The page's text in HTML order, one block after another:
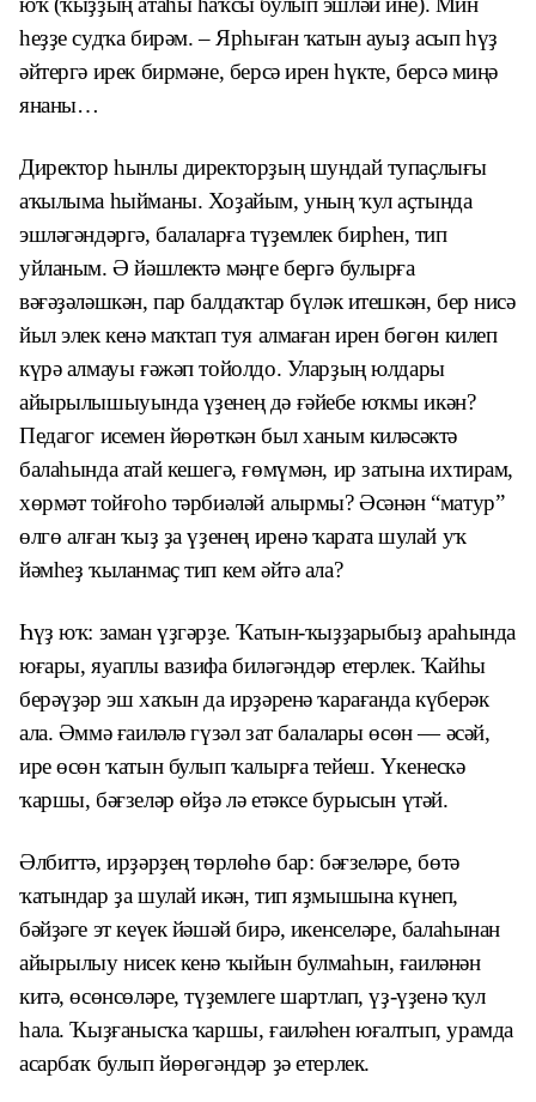
һеҙҙе судҡа бирәм. – Ярһыған ҡатын ауыҙ асып һүҙ
әйтергә ирек бирмәне, берсә ирен һүкте, берсә миңә
янаны…
Директор һынлы директорҙың шундай тупаҫлығы
аҡылыма һыйманы. Хоҙайым, уның ҡул аҫтында
эшләгәндәргә, балаларға түҙемлек бирһен, тип
уйланым. Ә йәшлектә мәңге бергә булырға
вәғәҙәләшкән, пар балдаҡтар бүләк итешкән, бер нисә
йыл элек кенә маҡтап туя алмаған ирен бөгөн килеп
күрә алмауы ғәжәп тойолдо. Уларҙың юлдары
айырылышыуында үҙенең дә ғәйебе юҡмы икән?
Педагог исемен йөрөткән был ханым киләсәктә
балаһында атай кешегә, ғөмүмән, ир затына ихтирам,
хөрмәт тойғоһо тәрбиәләй алырмы? Әсәнән “матур”
өлгө алған ҡыҙ ҙа үҙенең иренә ҡарата шулай уҡ
йәмһеҙ ҡыланмаҫ тип кем әйтә ала?
Һүҙ юҡ: заман үҙгәрҙе. Ҡатын-ҡыҙҙарыбыҙ араһында
юғары, яуаплы вазифа биләгәндәр етерлек. Ҡайһы
берәүҙәр эш хаҡын да ирҙәренә ҡарағанда күберәк
ала. Әммә ғаиләлә гүзәл зат балалары өсөн — әсәй,
ире өсөн ҡатын булып ҡалырға тейеш. Үкенескә
ҡаршы, бәғзеләр өйҙә лә етәксе бурысын үтәй.
Әлбиттә, ирҙәрҙең төрлөһө бар: бәғзеләре, бөтә
ҡатындар ҙа шулай икән, тип яҙмышына күнеп,
бәйҙәге эт кеүек йәшәй бирә, икенселәре, балаһынан
айырылыу нисек кенә ҡыйын булмаһын, ғаиләнән
китә, өсөнсөләре, түҙемлеге шартлап, үҙ-үҙенә ҡул
һала. Ҡыҙғанысҡа ҡаршы, ғаиләһен юғалтып, урамда
асарбаҡ булып йөрөгәндәр ҙә етерлек.